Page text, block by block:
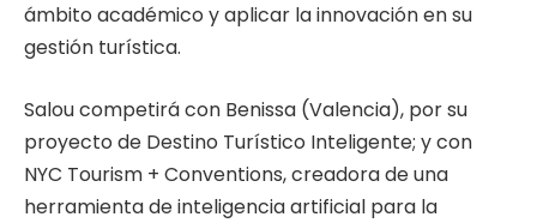
ámbito académico y aplicar la innovación en su
gestión turística.
Salou competirá con Benissa (Valencia), por su
proyecto de Destino Turístico Inteligente; y con
NYC Tourism + Conventions, creadora de una
herramienta de inteligencia artificial para la